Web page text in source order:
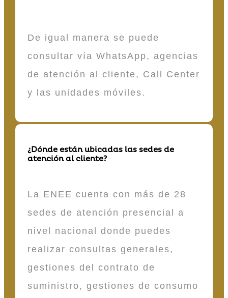
De igual manera se puede
consultar vía WhatsApp, agencias
de atención al cliente, Call Center
y las unidades móviles.
¿Dónde están ubicadas las sedes de
atención al cliente?
La ENEE cuenta con más de 28
sedes de atención presencial a
nivel nacional donde puedes
realizar consultas generales,
gestiones del contrato de
suministro, gestiones de consumo